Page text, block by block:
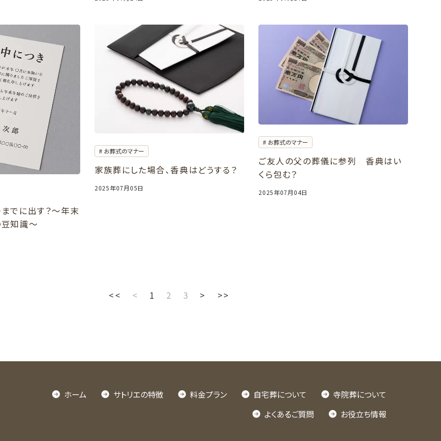
でに出す？～年末
知識～
お葬式のマナー
家族葬にした場合、香典はどうする？
2025年07月05日
お葬式のマナー
ご友人の父の葬儀に参列 香典はい
くら包む？
2025年07月04日
<< < 1 2 3 > >>
ホーム サトリエの特徴 料金プラン 自宅葬について
寺院葬について
よくあるご質問
お役立ち情報